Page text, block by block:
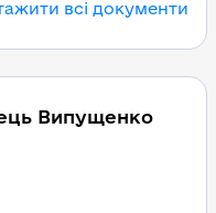
всі документи
Випущенко